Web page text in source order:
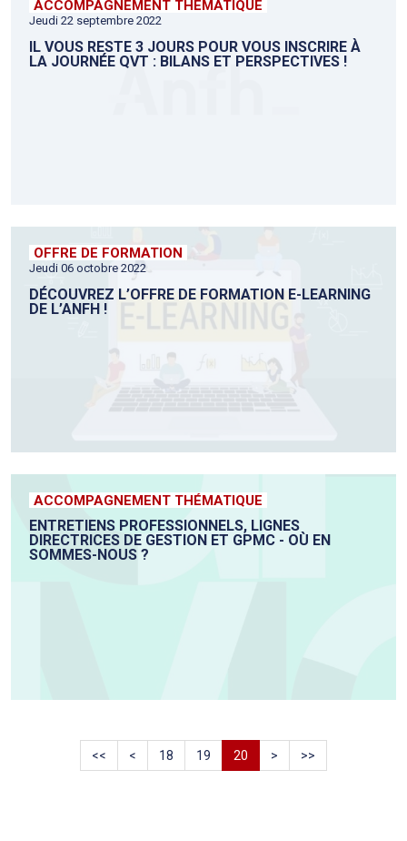
ACCOMPAGNEMENT THÉMATIQUE
Jeudi 22 septembre 2022
IL VOUS RESTE 3 JOURS POUR VOUS INSCRIRE À
LA JOURNÉE QVT : BILANS ET PERSPECTIVES !
OFFRE DE FORMATION
Jeudi 06 octobre 2022
DÉCOUVREZ L’OFFRE DE FORMATION E-LEARNING
DE L’ANFH !
ACCOMPAGNEMENT THÉMATIQUE
ENTRETIENS PROFESSIONNELS, LIGNES
DIRECTRICES DE GESTION ET GPMC - OÙ EN
SOMMES-NOUS ?
<< < 18 19 20 > >>